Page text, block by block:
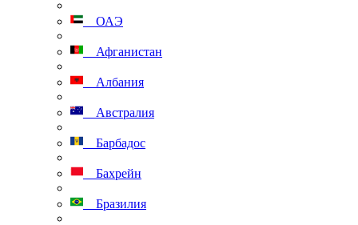
ОАЭ
Афганистан
Албания
Австралия
Барбадос
Бахрейн
Бразилия